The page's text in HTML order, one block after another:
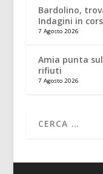
Bardolino,
Indagini in
7 Agosto 2026
Amia punta
rifiuti
7 Agosto 2026